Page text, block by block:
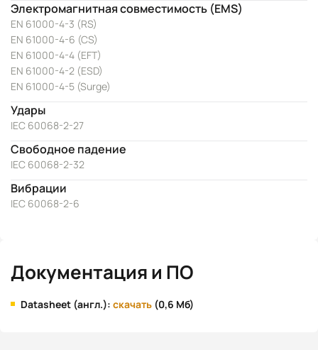
Электромагнитная совместимость (EMS)
EN 61000-4-3 (RS)
EN 61000-4-6 (CS)
EN 61000-4-4 (EFT)
EN 61000-4-2 (ESD)
EN 61000-4-5 (Surge)
Удары
IEC 60068-2-27
Свободное падение
IEC 60068-2-32
Вибрации
IEC 60068-2-6
Документация и ПО
Datasheet (англ.): скачать (0,6 Мб)